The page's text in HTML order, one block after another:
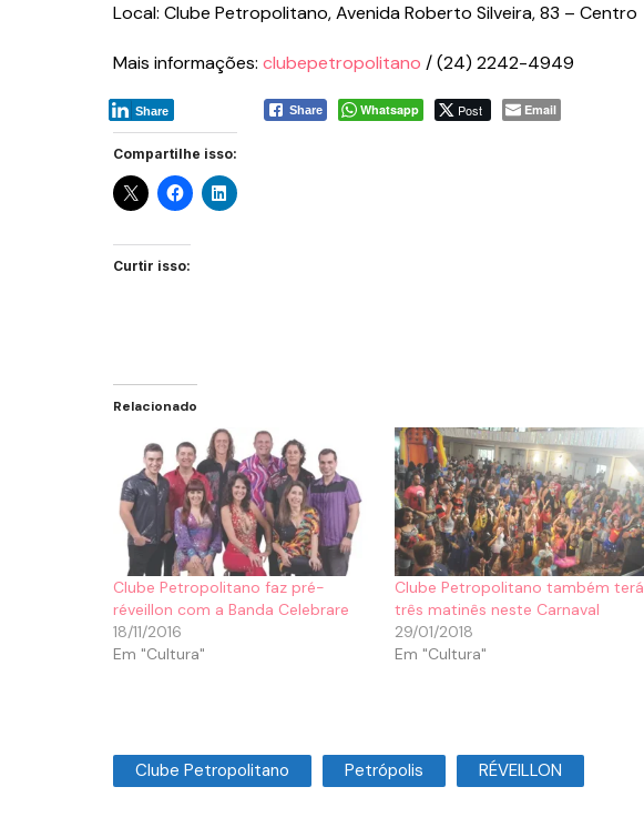
Local: Clube Petropolitano, Avenida Roberto Silveira, 83 – Centro
Mais informações: clubepetropolitano / (24) 2242-4949
Share Whatsapp Post Email
Share
Compartilhe isso:
Curtir isso:
Relacionado
Clube Petropolitano faz pré-
réveillon com a Banda Celebrare
18/11/2016
Em "Cultura"
Clube Petropolitano também terá
três matinês neste Carnaval
29/01/2018
Em "Cultura"
Clube Petropolitano Petrópolis RÉVEILLON